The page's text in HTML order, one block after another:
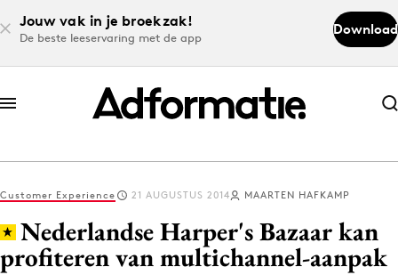
Jouw vak in je broekzak!
De beste leeservaring met de app
Download
Abonneer nu
Abonneer nu
Log in
Customer Experience 21 AUGUSTUS 2014 MAARTEN HAFKAMP
Nederlandse Harper's Bazaar kan
profiteren van multichannel-aanpak